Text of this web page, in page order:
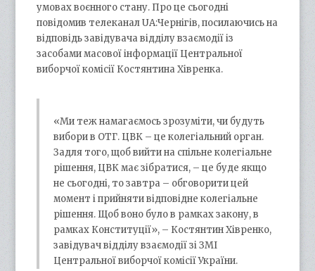
умовах воєнного стану. Про це сьогодні
повідомив телеканал UА:Чернігів, посилаючись на
відповідь завідувача відділу взаємодії із
засобами масової інформації Центральної
виборчої комісії Костянтина Хівренка.
«Ми теж намагаємось зрозуміти, чи будуть
вибори в ОТГ. ЦВК – це колегіальний орган.
Задля того, щоб вийти на спільне колегіальне
рішення, ЦВК має зібратися, – це буде якщо
не сьогодні, то завтра – обговорити цей
момент і прийняти відповідне колегіальне
рішення. Щоб воно було в рамках закону, в
рамках Конституції», – Костянтин Хівренко,
завідувач відділу взаємодії зі ЗМІ
Центральної виборчої комісії України.